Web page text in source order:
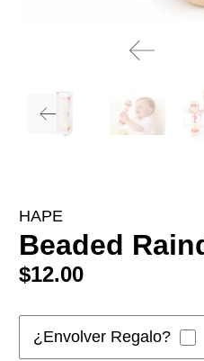
HAPE
Beaded
$12.00
¿Envolver Regalo?